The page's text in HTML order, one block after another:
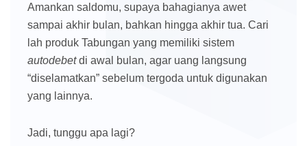
Amankan saldomu, supaya bahagianya awet
sampai akhir bulan, bahkan hingga akhir tua. Cari
lah produk Tabungan yang memiliki sistem
autodebetdi awal bulan, agar uang langsung
“diselamatkan” sebelum tergoda untuk digunakan
yang lainnya.
Jadi, tunggu apa lagi?